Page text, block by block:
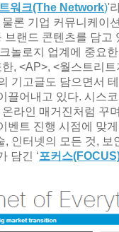
워크(The Network)'
론 기업 커뮤니케이
브랜드 콘텐츠를 담고
놀로지 업계에 중요
, <AP>, <월스트리
기고글도 담으면서
끌어내고 있다. 시스
라인 매거진처럼 꾸
벤트 진행 시점에 맞
인터넷의 모든 것, 보
담긴 ‘포커스